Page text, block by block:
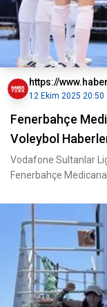
https://
12 Ekim 2025 20:50
Fenerbahçe
Voleybol
Vodafone Sultanlar
Fenerbahçe